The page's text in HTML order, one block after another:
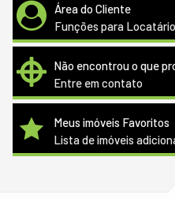
Área do Cliente
Funções para
Não encontrou o que
Entre em contato
Meus imóveis Favoritos
Lista de imóveis